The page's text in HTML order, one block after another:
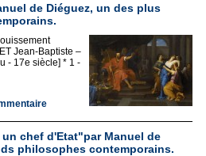
de Diéguez, un des plus
Jean-Baptiste –
- 17e siècle] * 1 -
chef d'Etat"par Manuel de
philosophes contemporains.